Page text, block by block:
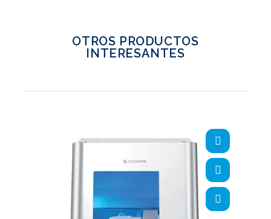
OTROS PRODUCTOS
INTERESANTES